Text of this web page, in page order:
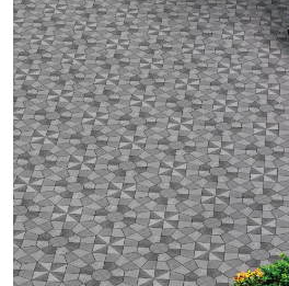
Alternatieve vloeropties
duurzaamheid en
zorgvuldige selectie vereist.
Het kiezen van de juiste
voor veiligheid, duurzaamheid
aantrekkingskracht.